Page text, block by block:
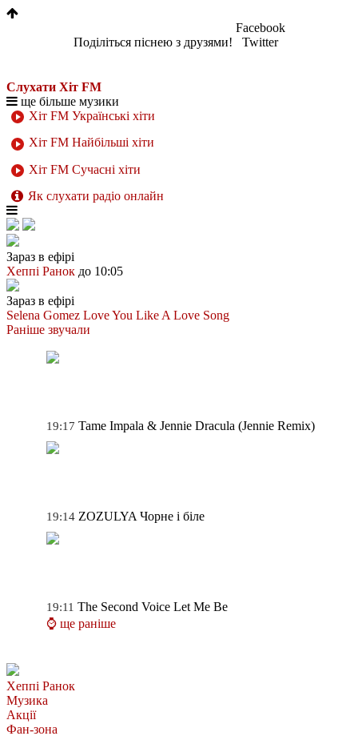
Поділіться піснею з друзями!
Facebook
Twitter
Слухати Хіт FM
ще більше музики
Хіт FM Українські хіти
Хіт FM Найбільші хіти
Хіт FM Сучасні хіти
Як слухати радіо онлайн
Зараз в ефірі
Хеппі Ранок до 10:05
Зараз в ефірі
Selena Gomez Love You Like A Love Song
Раніше звучали
19:17 Tame Impala & Jennie Dracula (Jennie Remix)
19:14 ZOZULYA Чорне і біле
19:11 The Second Voice Let Me Be
⌚ ще раніше
Хеппі Ранок
Музика
Акції
Фан-зона